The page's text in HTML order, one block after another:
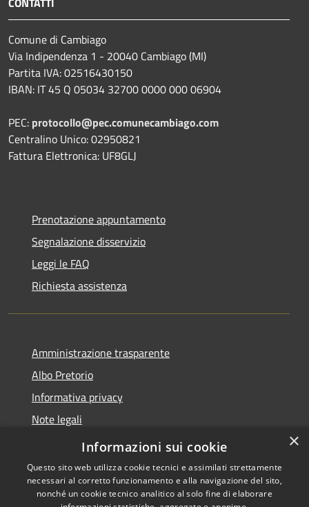
Comune di Cambiago
Via Indipendenza 1 - 20040 Cambiago (MI)
Partita IVA: 02516430150
IBAN: IT 45 Q 05034 32700 0000 000 06904
PEC: protocollo@pec.comunecambiago.com
Centralino Unico: 02950821
Fattura Elettronica: UF8GLJ
Prenotazione appuntamento
Segnalazione disservizio
Leggi le FAQ
Richiesta assistenza
Amministrazione trasparente
Albo Pretorio
Informativa privacy
Note legali
Dichiarazione di accessibilità
×
Informazioni sui cookie
Questo sito web utilizza cookie tecnici e assimilati strettamente
necessari al corretto funzionamento e alla navigazione del sito,
nonché un cookie tecnico analitico al solo fine di elaborare